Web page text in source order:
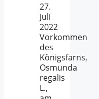
27.
Juli
2022
Vorkommen
des
Königsfarns,
Osmunda
regalis
L.,